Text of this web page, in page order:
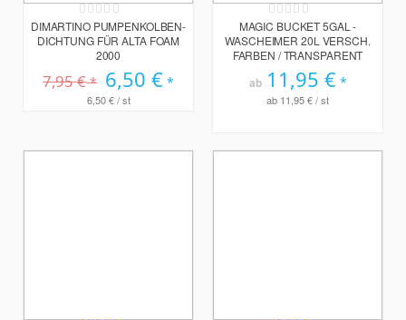
Rating:
0%
DIMARTINO PUMPENKOLBEN-
DICHTUNG FÜR ALTA FOAM
2000
7,95 € Sonderpreis
6,50 €
6,50 €/ st
Rating:
0%
MAGIC BUCKET 5GAL -
WASCHEIMER 20L VERSCH.
FARBEN / TRANSPARENT
ab 11,95 €
ab 11,95 €/ st